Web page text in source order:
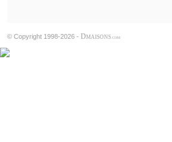
© Copyright 1998-2026 - DMAISONS .COM